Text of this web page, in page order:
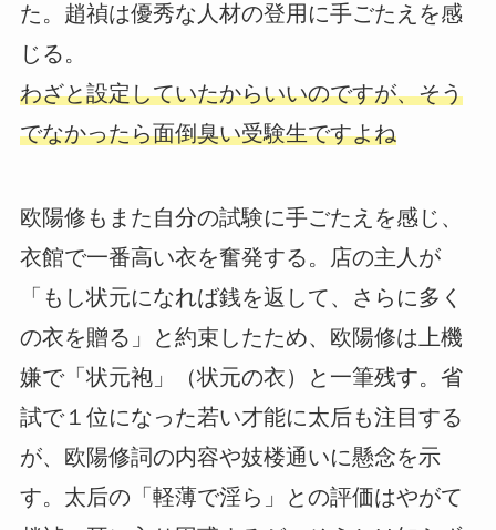
た。趙禎は優秀な人材の登用に手ごたえを感
じる。
わざと設定していたからいいのですが、そう
でなかったら面倒臭い受験生ですよね
欧陽修もまた自分の試験に手ごたえを感じ、
衣館で一番高い衣を奮発する。店の主人が
「もし状元になれば銭を返して、さらに多く
の衣を贈る」と約束したため、欧陽修は上機
嫌で「状元袍」（状元の衣）と一筆残す。省
試で１位になった若い才能に太后も注目する
が、欧陽修詞の内容や妓楼通いに懸念を示
す。太后の「軽薄で淫ら」との評価はやがて